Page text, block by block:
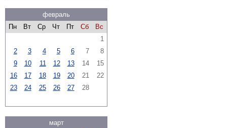
февраль
Пн
Вт Ср Чт Пт Сб
Вс
1
2
3 4 5 6 7
8
9
10 11 12 13 14
15
16
17 18 19 20 21
22
23
24 25 26 27 28
март